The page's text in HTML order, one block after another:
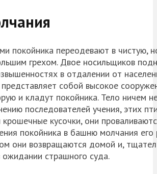
покойника переодевают в чистую,
грехом. Двое носильщиков
в отдалении от
собой высокое
и кладут покойника. Тело ничем
последователей учения, этих
крошечные кусочки, они
покойника в башню молчания
они возвращаются домой и,
страшного суда.